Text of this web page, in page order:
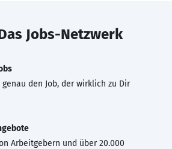
Jobs-Netzwerk
genau den Job, der wirklich zu Dir
Arbeitgebern und über 20.000